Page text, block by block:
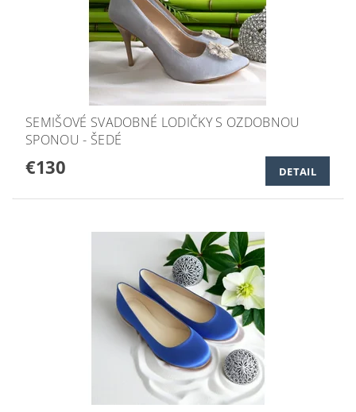
SEMIŠOVÉ SVADOBNÉ LODIČKY S OZDOBNOU
SPONOU - ŠEDÉ
€130 DETAIL